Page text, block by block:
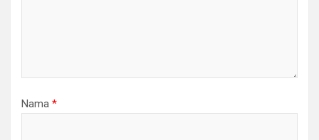
Nama *